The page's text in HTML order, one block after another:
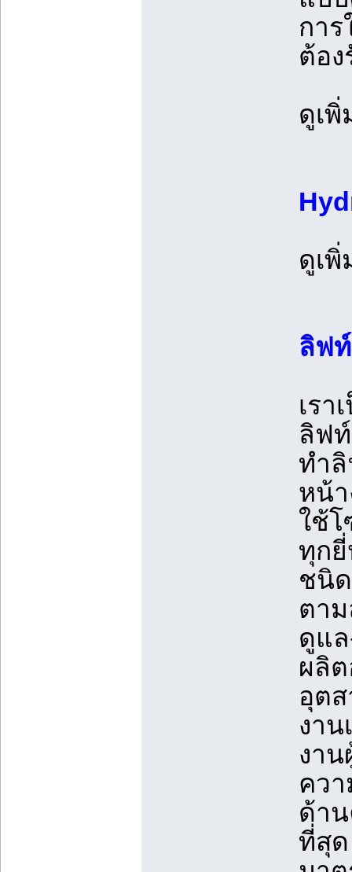
กา
ต้อ
ดูเพิ่
ดูเ
ลิฟ
เร
ลิฟ
ทำ
หน้
ใช้
ทุก
ชนิ
ตา
ดูแ
ผลิ
อุตส
งา
งา
คว
ด้า
ที่สุ